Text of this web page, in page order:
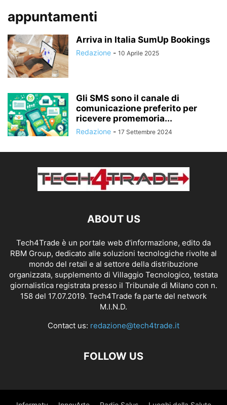
appuntamenti
Arriva in Italia SumUp Bookings
Redazione - 10 Aprile 2025
Gli SMS sono il canale di
comunicazione preferito per
ricevere promemoria...
Redazione - 17 Settembre 2024
ABOUT US
Tech4Trade è un portale web d'informazione, edito da
RBM Group, dedicato alle soluzioni tecnologiche rivolte al
mondo del retail e al settore della distribuzione
organizzata, supplemento di Villaggio Tecnologico, testata
giornalistica registrata presso il Tribunale di Milano con n.
158 del 17.07.2019. Tech4Trade fa parte del network
M.I.N.D.
Contact us: redazione@tech4trade.it
FOLLOW US